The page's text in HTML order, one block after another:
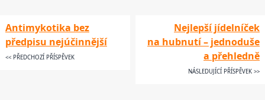
Antimykotika bez
předpisu nejúčinnější
<< PŘEDCHOZÍ PŘÍSPĚVEK
Nejlepší jídelníček
na hubnutí – jednoduše
a přehledně
NÁSLEDUJÍCÍ PŘÍSPĚVEK >>